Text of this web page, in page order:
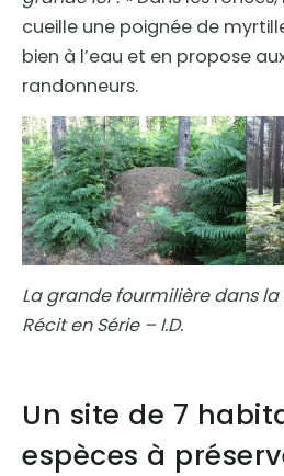
cueille une poignée de
bien à l’eau et en propose
randonneurs.
La grande fourmilière dans
Récit en Série – I.D.
Un site de 7
espèces à